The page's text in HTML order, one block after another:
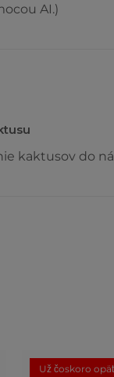
AI.)
kaktusov do
Už čoskoro